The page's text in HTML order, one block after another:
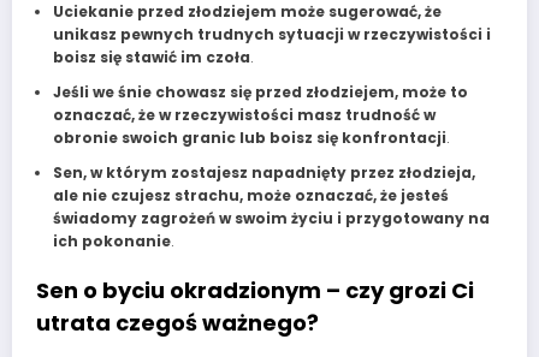
Uciekanie przed złodziejem może sugerować, że
unikasz pewnych trudnych sytuacji w rzeczywistości i
boisz się stawić im czoła.
Jeśli we śnie chowasz się przed złodziejem, może to
oznaczać, że w rzeczywistości masz trudność w
obronie swoich granic lub boisz się konfrontacji.
Sen, w którym zostajesz napadnięty przez złodzieja,
ale nie czujesz strachu, może oznaczać, że jesteś
świadomy zagrożeń w swoim życiu i przygotowany na
ich pokonanie.
Sen o byciu okradzionym – czy grozi Ci
utrata czegoś ważnego?